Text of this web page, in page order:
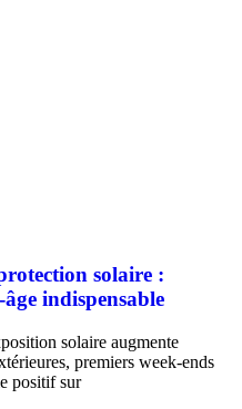
solaire :
indispensable
solaire augmente
premiers week-ends
positif sur